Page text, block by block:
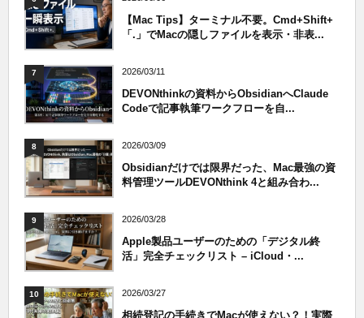
【Mac Tips】ターミナル不要。Cmd+Shift+
「.」でMacの隠しファイルを表示・非表...
7 2026/03/11
DEVONthinkの資料からObsidianへClaude
Codeで記事執筆ワークフローを自...
8 2026/03/09
Obsidianだけでは限界だった、Mac最強の資
料管理ツールDEVONthink 4と組み合わ...
9 2026/03/28
Apple製品ユーザーのための「デジタル終
活」完全チェックリスト – iCloud・...
10 2026/03/27
相続登記の手続きでMacが使えない？！実際